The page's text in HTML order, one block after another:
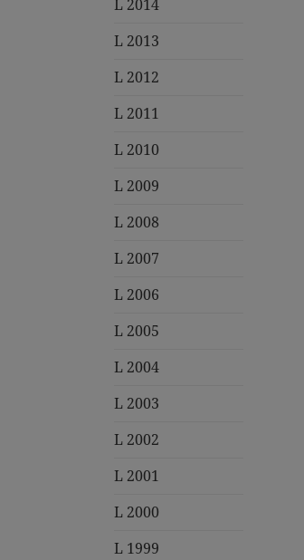
L 2014
L 2013
L 2012
L 2011
L 2010
L 2009
L 2008
L 2007
L 2006
L 2005
L 2004
L 2003
L 2002
L 2001
L 2000
L 1999